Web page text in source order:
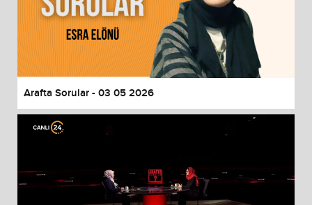
Arafta Sorular - 03 05 2026